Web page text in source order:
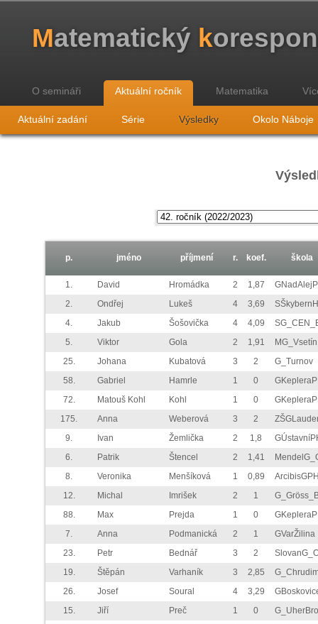
Matematický k
O semináři Aktuální ročník Matematika
Aktuální zadání Série Výsledky Okolo Náboje
p. jméno příjmení r. koef. škola
1. David Hromádka 2 1,87
2.
Ondřej Lukeš 4 3,69
4.
Jakub Šošovička 4 4,09
5.
Viktor Gola 2 1,91
MG_Vsetín
25.
Johana Kubatová 3 2
G_Turnov
58.
Gabriel Hamrle 1 0
72.
Matouš Kohl Kohl 1 0
175.
Anna Weberová 3 2
9.
Ivan Žemlička 2 1,8
6.
Patrik Štencel 2 1,41
8.
Veronika Menšíková 1 0,89
12.
Michal Imrišek 2 1
88.
Max Prejda 1 0
7.
Anna Podmanická 2 1
GVarŽilina
23.
Petr Bednář 3 2
19.
Štěpán Varhaník 3 2,85
26.
Josef Soural 4 3,29
15.
Jiří Preč 1 0